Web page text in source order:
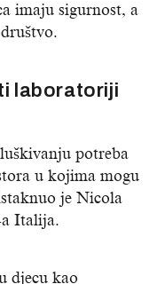
imaju sigurnost, a
laboratoriji
potreba
u kojima mogu
je Nicola
Italija.
djecu kao